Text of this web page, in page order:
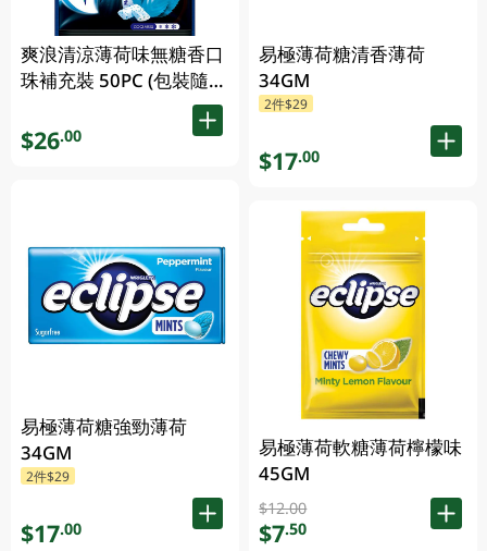
爽浪清涼薄荷味無糖香口
珠補充裝 50PC (包裝隨機
$26.00
易極薄荷糖強勁薄荷
34GM
2件$29
$17.00
易極薄荷糖清香薄荷
34GM
2件$29
$17.00
易極薄荷軟糖薄荷檸檬味
45GM
$12.00
$7.50